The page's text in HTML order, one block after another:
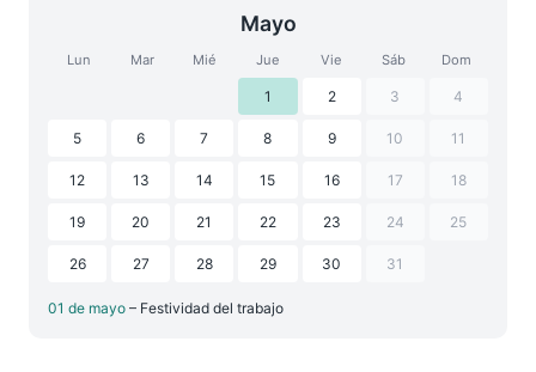
Mayo
Lun Mar Mié Jue Vie Sáb Dom
1 2 3 4
5 6 7 8 9 10 11
12 13 14 15 16 17 18
19 20 21 22 23 24 25
26 27 28 29 30 31
01 de mayo – Festividad del trabajo